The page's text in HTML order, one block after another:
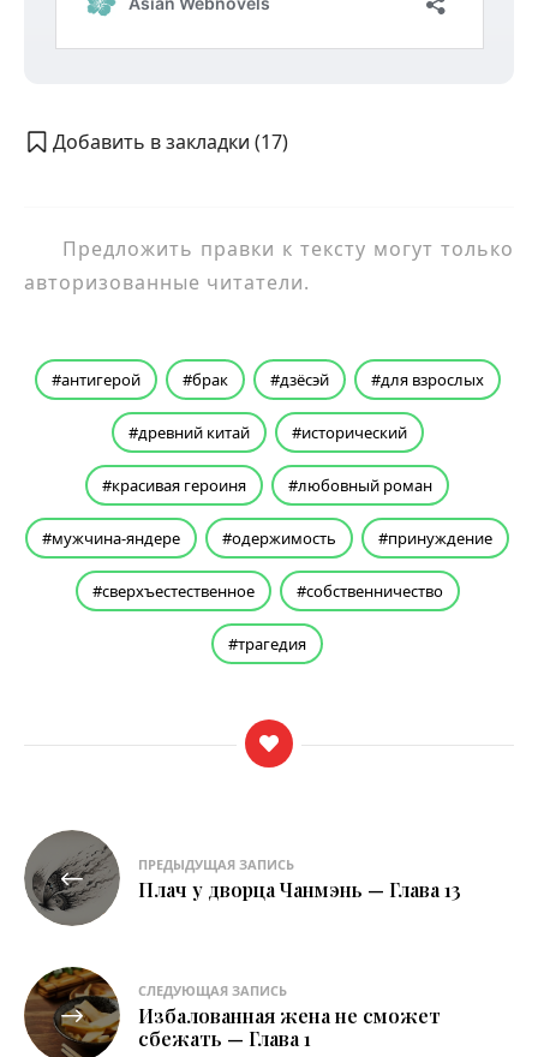
Добавить в закладки (17)
Предложить правки к тексту могут только
авторизованные читатели.
антигерой брак дзёсэй для взрослых
древний китай исторический
красивая героиня любовный роман
мужчина-яндере одержимость принуждение
сверхъестественное собственничество
трагедия
Навигация
по
записям
ПРЕДЫДУЩАЯ ЗАПИСЬ
Плач у дворца Чанмэнь — Глава 13
СЛЕДУЮЩАЯ ЗАПИСЬ
Избалованная жена не сможет
сбежать — Глава 1